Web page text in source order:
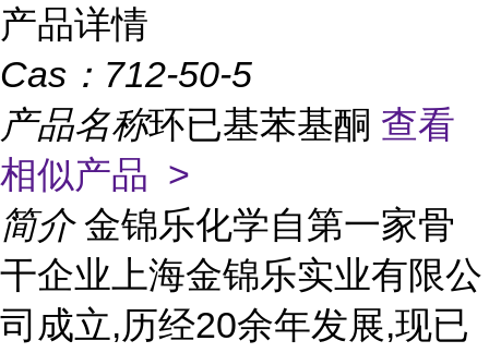
产品详情
Cas： 712-50-5
产品名称环已基苯基酮 查看
相似产品 >
简介 金锦乐化学自第一家骨
干企业上海金锦乐实业有限公
司成立,历经20余年发展,现已